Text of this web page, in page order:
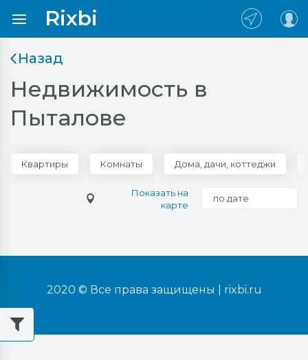
Rixbi
Назад
Недвижимость в
Пыталове
Квартиры Комнаты Дома, дачи, коттеджи
Показать на
карте
по дате
2020 © Все права защищены | rixbi.ru